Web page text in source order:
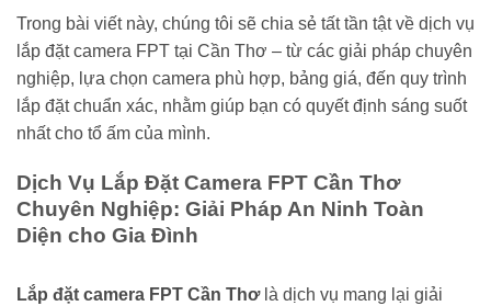
Trong bài viết này, chúng tôi sẽ chia sẻ tất tần tật về dịch vụ
lắp đặt camera FPT tại Cần Thơ – từ các giải pháp chuyên
nghiệp, lựa chọn camera phù hợp, bảng giá, đến quy trình
lắp đặt chuẩn xác, nhằm giúp bạn có quyết định sáng suốt
nhất cho tổ ấm của mình.
Dịch Vụ Lắp Đặt Camera FPT Cần Thơ
Chuyên Nghiệp: Giải Pháp An Ninh Toàn
Diện cho Gia Đình
Lắp đặt camera FPT Cần Thơlà dịch vụ mang lại giải